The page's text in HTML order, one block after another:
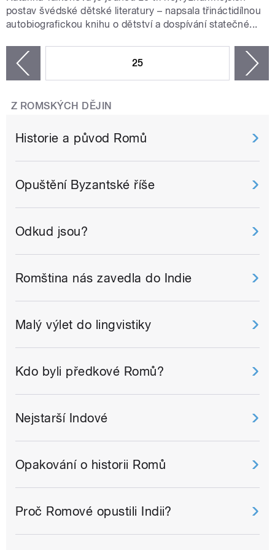
postav švédské dětské literatury – napsala třináctidílnou
autobiografickou knihu o dětství a dospívání statečné...
25
Z ROMSKÝCH DĚJIN
Historie a původ Romů
Opuštění Byzantské říše
Odkud jsou?
Romština nás zavedla do Indie
Malý výlet do lingvistiky
Kdo byli předkové Romů?
Nejstarší Indové
Opakování o historii Romů
Proč Romové opustili Indii?